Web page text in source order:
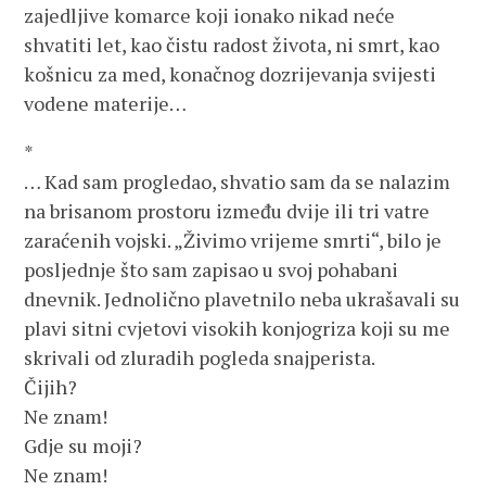
zajedljive komarce koji ionako nikad neće
shvatiti let, kao čistu radost života, ni smrt, kao
košnicu za med, konačnog dozrijevanja svijesti
vodene materije…
*
… Kad sam progledao, shvatio sam da se nalazim
na brisanom prostoru između dvije ili tri vatre
zaraćenih vojski. „Živimo vrijeme smrti“, bilo je
posljednje što sam zapisao u svoj pohabani
dnevnik. Jednolično plavetnilo neba ukrašavali su
plavi sitni cvjetovi visokih konjogriza koji su me
skrivali od zluradih pogleda snajperista.
Čijih?
Ne znam!
Gdje su moji?
Ne znam!